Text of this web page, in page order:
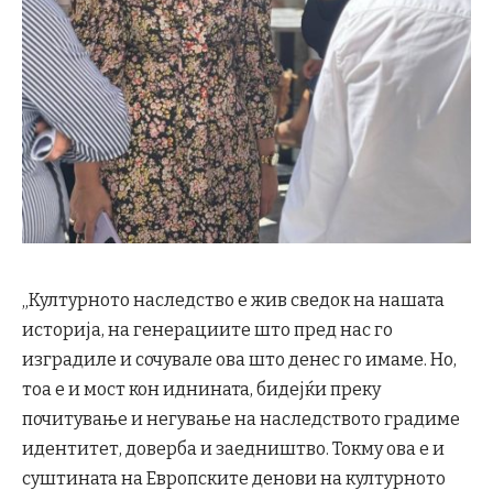
„Културното наследство е жив сведок на нашата
историја, на генерациите што пред нас го
изградиле и сочувале ова што денес го имаме. Но,
тоа е и мост кон иднината, бидејќи преку
почитување и негување на наследството градиме
идентитет, доверба и заедништво. Токму ова е и
суштината на Европските денови на културното